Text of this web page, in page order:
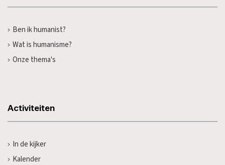
Ben ik humanist?
Wat is humanisme?
Onze thema's
Activiteiten
In de kijker
Kalender